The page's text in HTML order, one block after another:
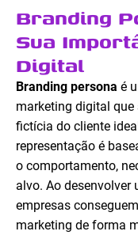
Branding
Sua
Digital
Branding persona é
marketing digital que
fictícia do cliente
representação é
o comportamento,
alvo. Ao desenvolver
empresas
marketing de forma